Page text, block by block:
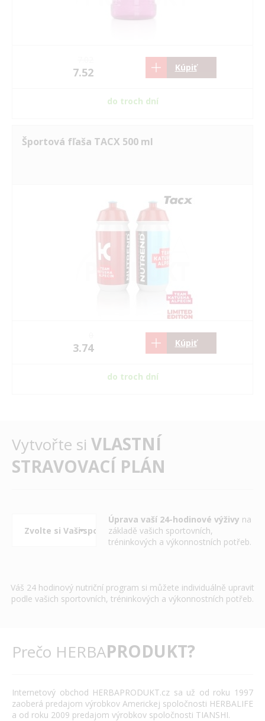
7.52 Kúpiť
do troch dní
Športová fľaša TACX 500 ml
3.74 Kúpiť
do troch dní
Vytvořte si VLASTNÍ
STRAVOVACÍ PLÁN
Úprava vaší 24-hodinové výživy na
základě vašich sportovních,
tréninkových a výkonnostních potřeb.
Váš 24 hodinový nutriční program si můžete individuálně upravit
podle vašich sportovních, tréninkových a výkonnostních potřeb.
Prečo HERBAPRODUKT?
Internetový obchod HERBAPRODUKT.cz sa už od roku 1997
zaoberá predajom výrobkov Americkej spoločnosti HERBALIFE
a od roku 2009 predajom výrobkov spoločnosti TIANSHI.